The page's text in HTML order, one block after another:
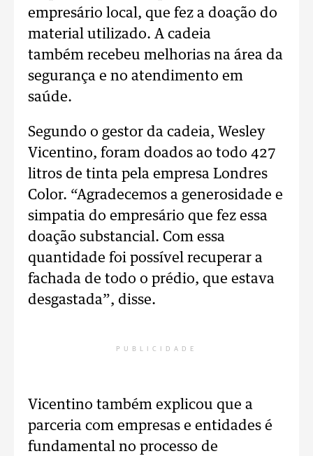
empresário local, que fez a doação do
material utilizado. A cadeia
também recebeu melhorias na área da
segurança e no atendimento em
saúde.
Segundo o gestor da cadeia, Wesley
Vicentino, foram doados ao todo 427
litros de tinta pela empresa Londres
Color. “Agradecemos a generosidade e
simpatia do empresário que fez essa
doação substancial. Com essa
quantidade foi possível recuperar a
fachada de todo o prédio, que estava
desgastada”, disse.
PUBLICIDADE
Vicentino também explicou que a
parceria com empresas e entidades é
fundamental no processo de